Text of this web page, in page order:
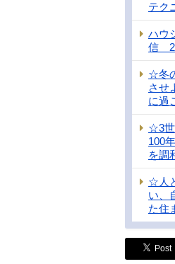
テク
ハウ
信
☆冬
させ
に過
☆3世
100
を調
☆人
い、
た住
Post